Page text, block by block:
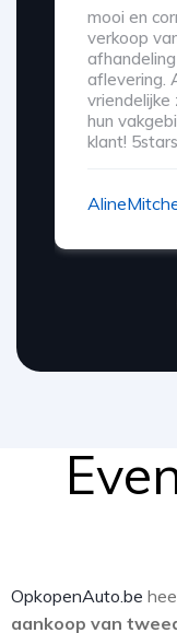
mooi en
verkoop
aflevering.
vriendelijke
hun
klant!
OpkopenAuto.be
aankoop van